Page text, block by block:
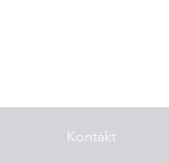
Kontakt